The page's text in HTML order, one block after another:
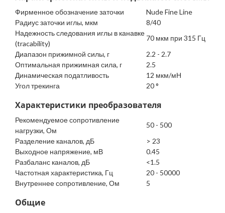
Фирменное обозначение заточки
Nude Fine Line
Радиус заточки иглы, мкм
8/40
Надежность следования иглы в канавке
(tracability)
70 мкм при 315 Гц
Диапазон прижимной силы, г
2.2 - 2.7
Оптимальная прижимная сила, г
2.5
Динамическая податливость
12 мкм/мН
Угол трекинга
20 °
Характеристики преобразователя
Рекомендуемое сопротивление
нагрузки, Ом
50 - 500
Разделение каналов, дБ
> 23
Выходное напряжение, мВ
0.45
Разбаланс каналов, дБ
<1.5
Частотная характеристика, Гц
20 - 50000
Внутреннее сопротивление, Ом
5
Общие